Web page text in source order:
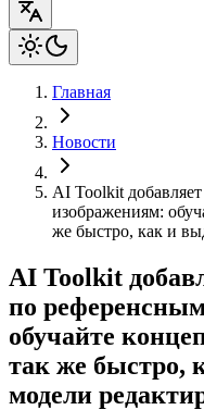
Главная
Новости
AI Toolkit
изображениям:
же быстро, как и
AI Toolkit
по
обучайте
так же быстро,
модели